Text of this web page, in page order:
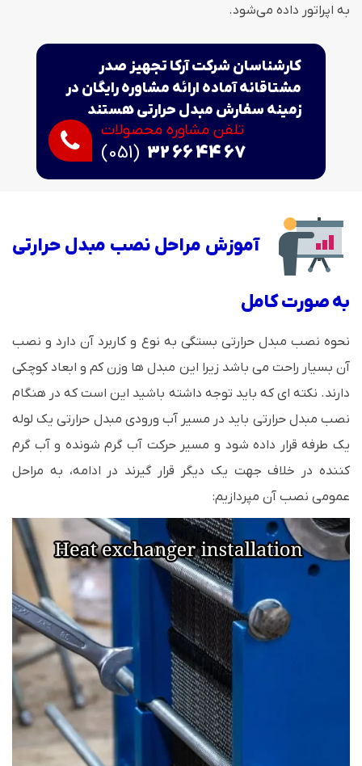
به اپراتور داده می‌شود.
کارشناسان شرکت آرکا تجهیز صدر
مشتاقانه آماده ارائه مشاوره رایگان در
زمینه سفارش مبدل حرارتی هستند
تلفن مشاوره محصولات
(051) 32 66 44 67
آموزش مراحل نصب مبدل حرارتی
به صورت کامل
نحوه نصب مبدل حرارتی بستگی به نوع و کاربرد آن دارد و نصب
آن بسیار راحت می باشد زیرا این مبدل ها وزن کم و ابعاد کوچکی
دارند. نکته ای که باید توجه داشته باشید این است که در هنگام
نصب مبدل حرارتی باید در مسیر آب ورودی مبدل حرارتی یک لوله
یک طرفه قرار داده شود و مسیر حرکت آب گرم شونده و آب گرم
کننده در خلاف جهت یک دیگر قرار گیرند در ادامه، به مراحل
عمومی نصب آن مپردازیم: